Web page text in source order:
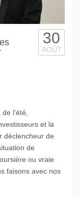
30
AOÛT
l’été,
et la
déclencheur de
de
ou vraie
faisons avec nos